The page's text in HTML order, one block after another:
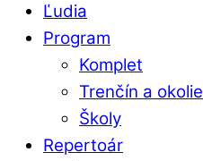
Ľudia
Program
Komplet
Trenčín a okolie
Školy
Repertoár